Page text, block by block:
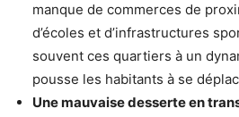
manque de commerces de
d’écoles et d’infrastructures
souvent ces quartiers à un
pousse les habitants à se
Une mauvaise desserte en